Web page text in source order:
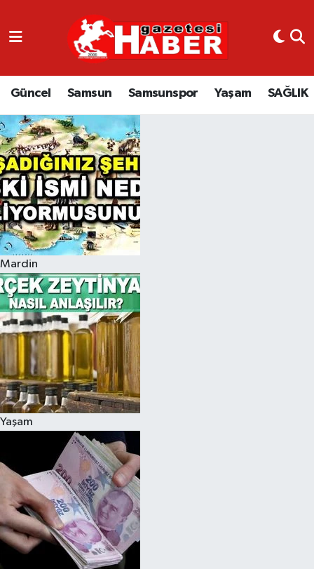
Güncel Samsun Samsunspor Yaşam SAĞLIK
Mardin
Yaşam
GÜNCEL
SAMSUN
SAMSUNSPOR
EKONOMİ
YAŞAM